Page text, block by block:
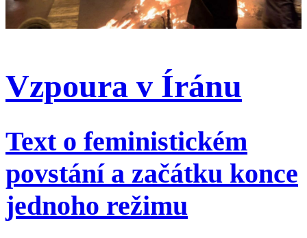
Vzpoura v Íránu
Text o feministickém
povstání a začátku konce
jednoho režimu